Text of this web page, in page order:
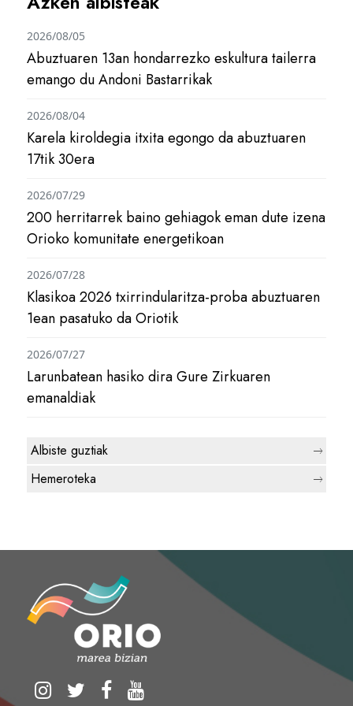
Abuztuaren 13an hondarrezko eskultura tailerra
emango du Andoni Bastarrikak
2026/08/05
Karela kiroldegia itxita egongo da abuztuaren
17tik 30era
2026/08/04
200 herritarrek baino gehiagok eman dute izena
Orioko komunitate energetikoan
2026/07/29
Klasikoa 2026 txirrindularitza-proba abuztuaren
1ean pasatuko da Oriotik
2026/07/28
Larunbatean hasiko dira Gure Zirkuaren
emanaldiak
2026/07/27
Albiste guztiak
Hemeroteka